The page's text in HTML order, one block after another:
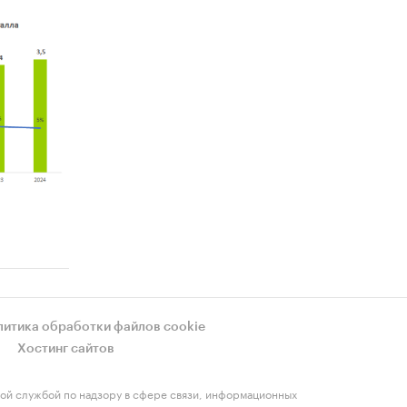
обработки файлов cookie
Хостинг сайтов
службой по надзору в сфере связи, информационных